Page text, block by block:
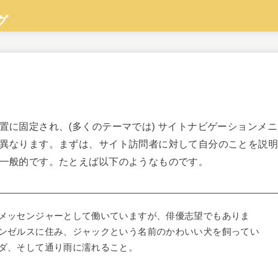
に固定され、(多くのテーマでは) サイトナビゲーションメニ
なります。まずは、サイト訪問者に対して自分のことを説明
般的です。たとえば以下のようなものです。
ッセンジャーとして働いていますが、俳優志望でもありま
ゼルスに住み、ジャックという名前のかわいい犬を飼ってい
、そして通り雨に濡れること。